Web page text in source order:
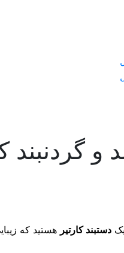
و
دستبند کارتیر هستید که